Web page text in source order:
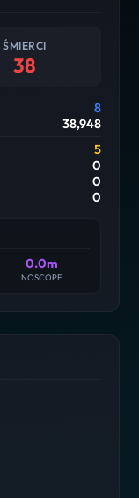
ŚMIERCI
38
8
38,948
5
0
0
0
0.0m
NOSCOPE